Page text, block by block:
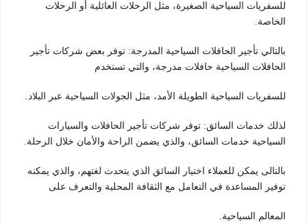
للسفريات السياحية الصغيرة، مثل الرحلات العائلية أو الرحلات
الخاصة.
بالتالي تأجير الحافلات السياحية المدرجة: توفر بعض شركات تأجير
الحافلات السياحية حافلات مدرجة، والتي تستخدم
للسفريات السياحية الطويلة الأمد، مثل الجولات السياحية عبر البلاد.
لذلك خدمات السائق: توفر شركات تأجير الحافلات والسيارات
السياحية خدمات السائق، والذي يضمن الراحة والأمان خلال الرحلة.
بالتالى يمكن للعملاء اختيار السائق الذي يتحدث لغتهم، والذي يمكنه
توفير المساعدة في التعامل مع الثقافة المحلية والتعرف على
المعالم السياحية.